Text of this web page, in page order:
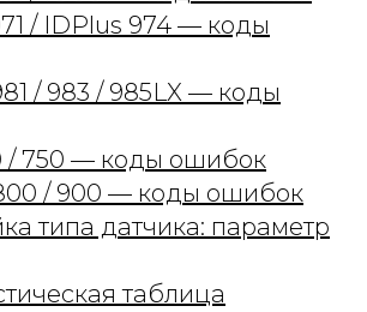
/ IDPlus 974 — коды
/ 983 / 985LX — коды
/ 750 — коды ошибок
/ 900 — коды ошибок
типа датчика: параметр
таблица